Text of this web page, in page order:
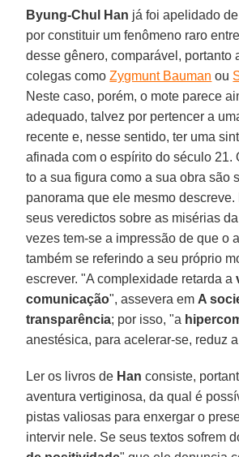
Byung-Chul Han já foi apelidado
por constituir um fenômeno raro
desse gênero, comparável, portanto
colegas comoZygmunt Bauman ou
Neste caso, po­rém, o mote parece
adequado, talvez por pertencer a
recente e, nesse sentido, ter uma
afinada com o espírito do século 21.
to a sua figura como a sua obra são
panorama que ele mesmo
seus veredictos sobre as misérias
vezes tem-se a impressão de que o
também se referindo a seu próprio
escrever. "A complexidade retarda a
comunicação", assevera em A
transparência; por isso, "a
anestésica, para acelerar-se, reduz
Ler os livros de Han consiste,
aventura vertiginosa, da qual é
pistas valiosas para enxergar o
intervir nele. Se seus textos sofrem